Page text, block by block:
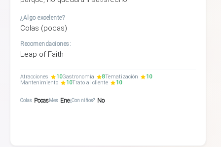
¿Algo excelente?
Colas (pocas)
Recomendaciones:
Leap of Faith
Atracciones 10Gastronomía 8Tematización
10
Mantenimiento
10Trato al cliente 10
Colas PocasMes Ene¿Con niños? No